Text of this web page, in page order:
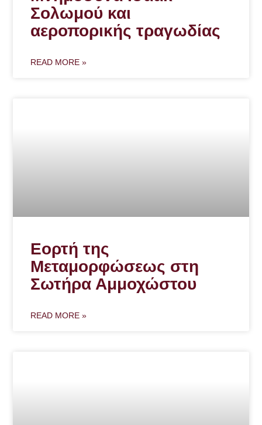
Σολωμού και
αεροπορικής τραγωδίας
READ MORE »
Εορτή της
Μεταμορφώσεως στη
Σωτήρα Αμμοχώστου
READ MORE »